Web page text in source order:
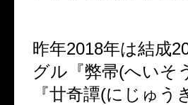
昨年2018年は結成
グル『弊帚(へいそ
『廿奇譚(にじゅ